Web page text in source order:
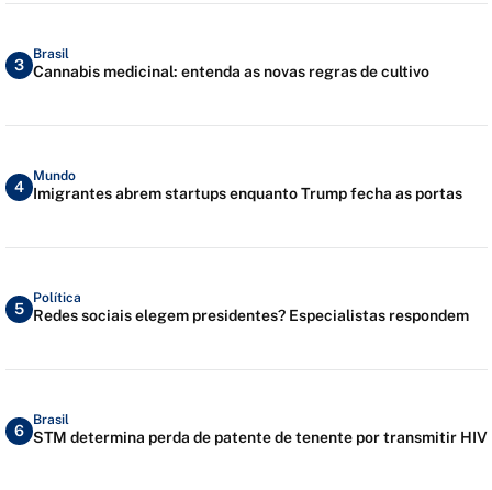
3
Brasil
Cannabis medicinal: entenda as novas regras de cultivo
4
Mundo
Imigrantes abrem startups enquanto Trump fecha as portas
5
Política
Redes sociais elegem presidentes? Especialistas respondem
6
Brasil
STM determina perda de patente de tenente por transmitir HIV